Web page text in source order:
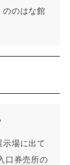
ののはな館
場に出て
口券売所の